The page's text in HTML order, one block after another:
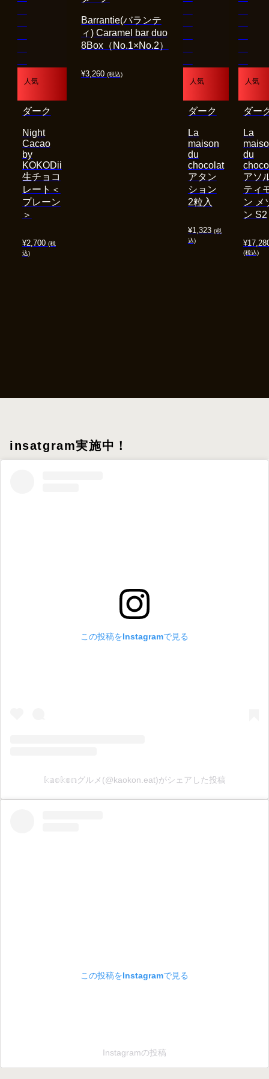
人気
¥2,700 (税
込)
Night
Cacao
by
KOKODii
生チョコ
レート＜
プレーン
＞
ダーク
¥3,260 (税込)
Barrantie(バランテ
ィ) Caramel bar duo
8Box（No.1×No.2）
人気
¥1,323 (税
込)
La
maison
du
chocolat
アタン
ション
2粒入
ダーク
人気
¥
(税込)
La
du
アソ
ティ
ン メ
ン S2
ダー
insatgram実施中！
この投稿をInstagramで見る
𝕜𝕒𝕠𝕜𝕠𝕟グルメ(@kaokon.eat)がシェアした投稿
この投稿をInstagramで見る
Instagramの投稿